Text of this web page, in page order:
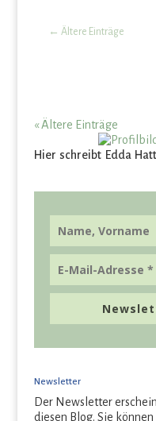
← Ältere Einträge
« Ältere Einträge
Hier schreibt Edda
Newsletter
Der Newsletter
diesen Blog. Sie